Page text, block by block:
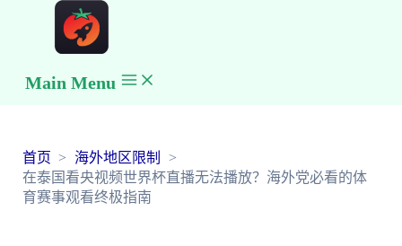
Main Menu
首页
海外地区限制
在泰国看央视频世界杯直播无法播放？海外党必看的体
育赛事观看终极指南